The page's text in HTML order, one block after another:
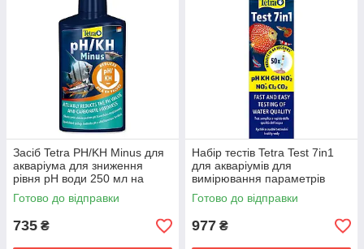
Засіб Tetra PH/KH Minus для
акваріума для зниження
рівня pH води 250 мл на
5000 л
Готово до відправки
735 ₴
Набір тестів Tetra Test 7in1
для акваріумів для
вимірювання параметрів
води індикаторні
Готово до відправки
977 ₴